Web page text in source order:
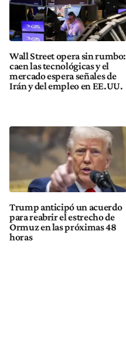
Wall Street opera sin rumbo:
caen las tecnológicas y el
mercado espera señales de
Irán y del empleo en EE.UU.
Trump anticipó un acuerdo
para reabrir el estrecho de
Ormuz en las próximas 48
horas